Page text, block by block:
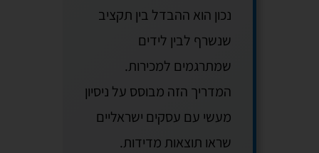
נכון הוא ההבדל בין תקציב
שנשרף לבין לידים
שמתרגמים למכירות.
המדריך הזה מבוסס על ניסיון
מעשי עם עסקים ישראליים
שראו תוצאות מדידות.